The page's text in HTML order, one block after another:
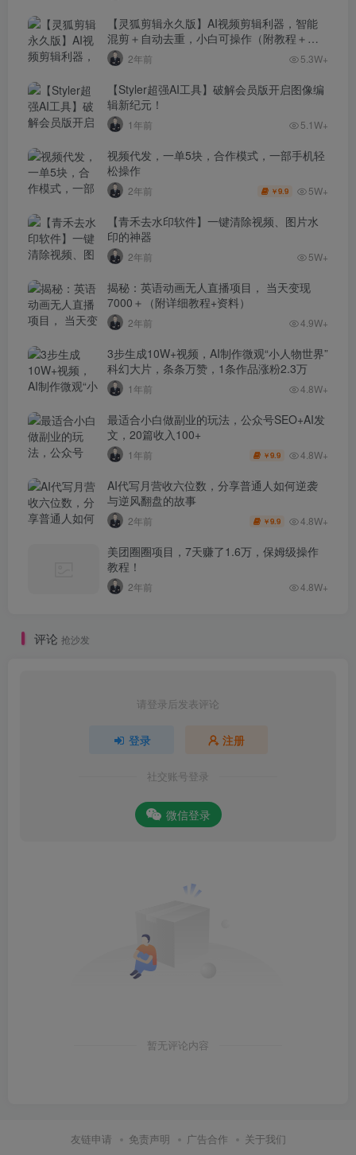
【灵狐剪辑永久版】AI视频剪辑利器，智能
混剪＋自动去重，小白可操作（附教程＋安
装包）2年前 5.3W+
【Styler超强AI工具】破解会员版开启图像编
辑新纪元！
1年前 5.1W+
视频代发，一单5块，合作模式，一部手机轻
松操作
2年前 ￥9.9 5W+
【青禾去水印软件】一键清除视频、图片水
印的神器
2年前 5W+
揭秘：英语动画无人直播项目， 当天变现
7000＋（附详细教程+资料）
2年前 4.9W+
3步生成10W+视频，AI制作微观“小人物世界”
科幻大片，条条万赞，1条作品涨粉2.3万
1年前 4.8W+
最适合小白做副业的玩法，公众号SEO+AI发
文，20篇收入100+
1年前 ￥9.9 4.8W+
AI代写月营收六位数，分享普通人如何逆袭
与逆风翻盘的故事
2年前 ￥9.9 4.8W+
美团圈圈项目，7天赚了1.6万，保姆级操作
教程！
2年前 4.8W+
评论 抢沙发
请登录后发表评论
登录 注册
社交账号登录
微信登录
暂无评论内容
友链申请 免责声明 广告合作 关于我们